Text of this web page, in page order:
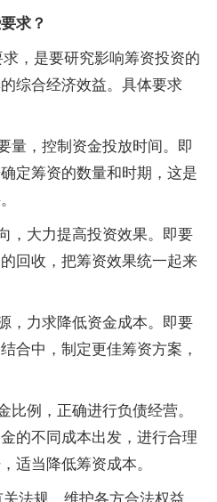
求？
，是要研究影响筹资投资的
综合经济效益。具体要求
，控制资金投放时间。即
定筹资的数量和时期，这是
，大力提高投资效果。即要
回收，把筹资效果统一起来
，力求降低资金成本。即要
合中，制定更佳筹资方案，
例，正确进行负债经营。
的不同成本出发，进行合理
适当降低筹资成本。
法规，维护各方合法权益。